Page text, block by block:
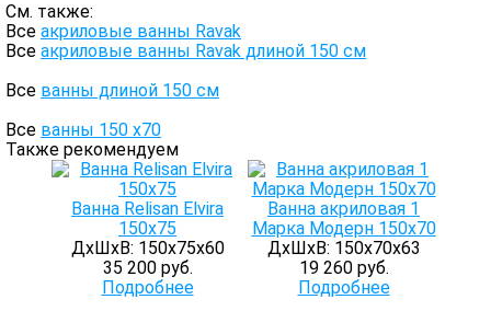
См. также:
Все акриловые ванны Ravak
Все акриловые ванны Ravak длиной 150 см
Все ванны длиной 150 см
Все ванны 150 х70
Также рекомендуем
Ванна Relisan Elvira
150х75
ДхШхВ: 150х75х60
35 200 руб.
Подробнее
Ванна акриловая 1
Марка Модерн 150х70
ДхШхВ: 150х70х63
19 260 руб.
Подробнее